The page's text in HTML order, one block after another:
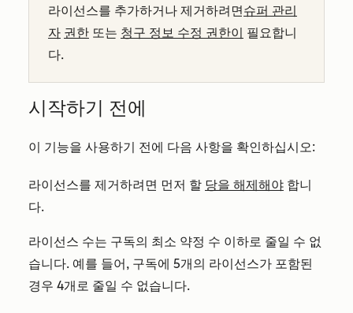
라이선스를 추가하거나 제거하려면슈퍼 관리
자 권한 또는 청구 정보 수정 권한이 필요합니
다.
시작하기 전에
이 기능을 사용하기 전에 다음 사항을 확인하십시오:
라이선스를 제거하려면 먼저 할 당을 해제해야 합니
다.
라이선스 수는 구독의 최소 약정 수 이하로 줄일 수 없
습니다. 예를 들어, 구독에 5개의 라이선스가 포함된
경우 4개로 줄일 수 없습니다.